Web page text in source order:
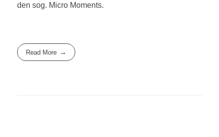
den sog. Micro Moments.
Read More